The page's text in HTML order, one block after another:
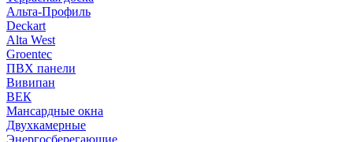
Альта-Профиль
Deckart
Alta West
Groentec
ПВХ панели
Вивипан
ВЕК
Мансардные окна
Двухкамерные
Энергосберегающие